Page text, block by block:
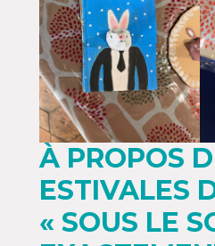
À PROPOS
ESTIVALES
« SOUS LE